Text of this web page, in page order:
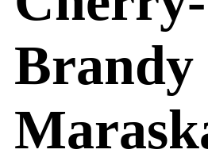
Brandy